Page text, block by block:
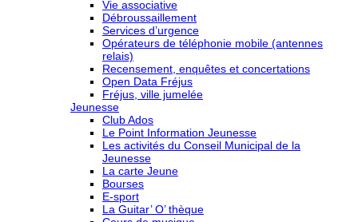
Vie associative
Débroussaillement
Services d’urgence
Opérateurs de téléphonie mobile (antennes
relais)
Recensement, enquêtes et concertations
Open Data Fréjus
Fréjus, ville jumelée
Jeunesse
Club Ados
Le Point Information Jeunesse
Les activités du Conseil Municipal de la
Jeunesse
La carte Jeune
Bourses
E-sport
La Guitar’ O’ thèque